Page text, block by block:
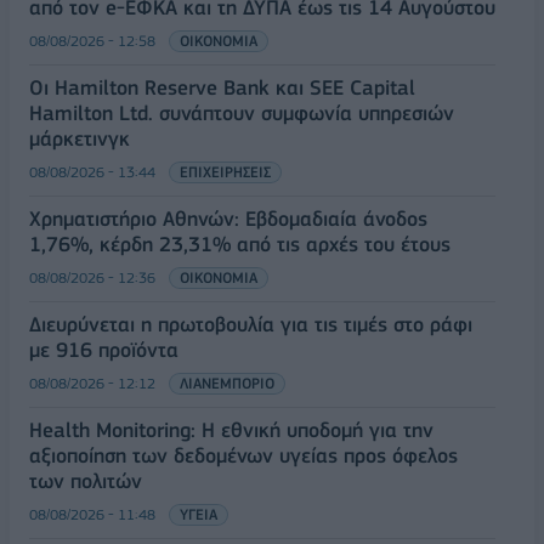
από τον e-ΕΦΚΑ και τη ΔΥΠΑ έως τις 14 Αυγούστου
08/08/2026 - 12:58 ΟΙΚΟΝΟΜΙΑ
Οι Hamilton Reserve Bank και SEE Capital
Hamilton Ltd. συνάπτουν συμφωνία υπηρεσιών
μάρκετινγκ
08/08/2026 - 13:44 ΕΠΙΧΕΙΡΗΣΕΙΣ
Χρηματιστήριο Αθηνών: Εβδομαδιαία άνοδος
1,76%, κέρδη 23,31% από τις αρχές του έτους
08/08/2026 - 12:36 ΟΙΚΟΝΟΜΙΑ
Διευρύνεται η πρωτοβουλία για τις τιμές στο ράφι
με 916 προϊόντα
08/08/2026 - 12:12 ΛΙΑΝΕΜΠΟΡΙΟ
Health Monitoring: Η εθνική υποδομή για την
αξιοποίηση των δεδομένων υγείας προς όφελος
των πολιτών
08/08/2026 - 11:48 ΥΓΕΙΑ